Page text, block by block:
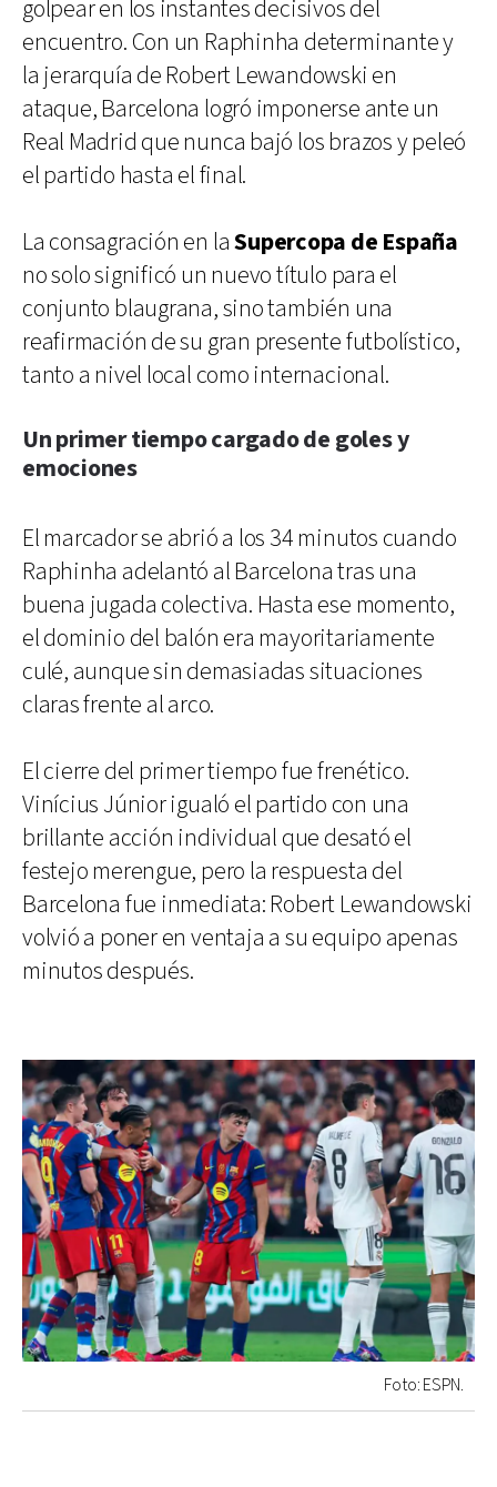
golpear en los instantes decisivos del
encuentro. Con un Raphinha determinante y
la jerarquía de Robert Lewandowski en
ataque, Barcelona logró imponerse ante un
Real Madrid que nunca bajó los brazos y peleó
el partido hasta el final.
La consagración en laSupercopa de España
no solo significó un nuevo título para el
conjunto blaugrana, sino también una
reafirmación de su gran presente futbolístico,
tanto a nivel local como internacional.
Un primer tiempo cargado de goles y
emociones
El marcador se abrió a los 34 minutos cuando
Raphinha adelantó al Barcelona tras una
buena jugada colectiva. Hasta ese momento,
el dominio del balón era mayoritariamente
culé, aunque sin demasiadas situaciones
claras frente al arco.
El cierre del primer tiempo fue frenético.
Vinícius Júnior igualó el partido con una
brillante acción individual que desató el
festejo merengue, pero la respuesta del
Barcelona fue inmediata: Robert Lewandowski
volvió a poner en ventaja a su equipo apenas
minutos después.
Foto: ESPN.